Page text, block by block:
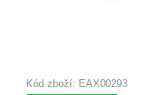
Kód zboží: EAX00293